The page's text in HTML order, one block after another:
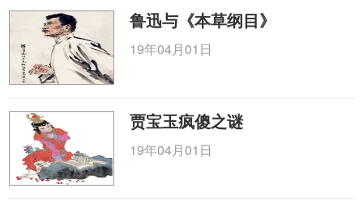
鲁迅与《本草纲目》
19年04月01日
贾宝玉疯傻之谜
19年04月01日